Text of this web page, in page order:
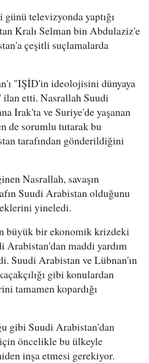
televizyonda yaptığı
Kralı Selman bin Abdulaziz'e
çeşitli suçlamalarda
"IŞİD'in ideolojisini dünyaya
etti. Nasrallah Suudi
Irak'ta ve Suriye'de yaşanan
de sorumlu tutarak bu
tarafından gönderildiğini
Nasrallah, savaşın
Suudi Arabistan olduğunu
yineledi.
büyük bir ekonomik krizdeki
Arabistan'dan maddi yardım
Suudi Arabistan ve Lübnan'ın
gibi konulardan
tamamen kopardığı
gibi Suudi Arabistan'dan
öncelikle bu ülkeyle
inşa etmesi gerekiyor.